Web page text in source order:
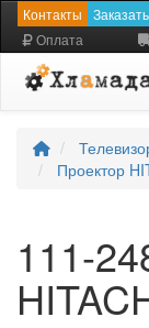
Контакты
Оплата
Проектор
111-